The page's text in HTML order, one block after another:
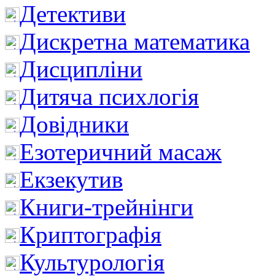
Детективи
Дискретна математика
Дисципліни
Дитяча психлогія
Довідники
Езотеричний масаж
Екзекутив
Книги-трейнінги
Криптографія
Культурологія